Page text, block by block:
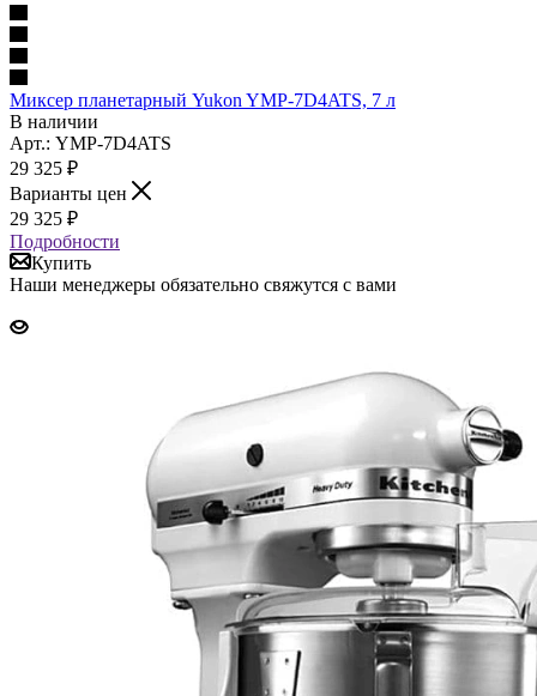
Миксер планетарный Yukon YMP-7D4ATS, 7 л
В наличии
Арт.: YMP-7D4ATS
29 325 ₽
Варианты цен
29 325 ₽
Подробности
Купить
Наши менеджеры обязательно свяжутся с вами